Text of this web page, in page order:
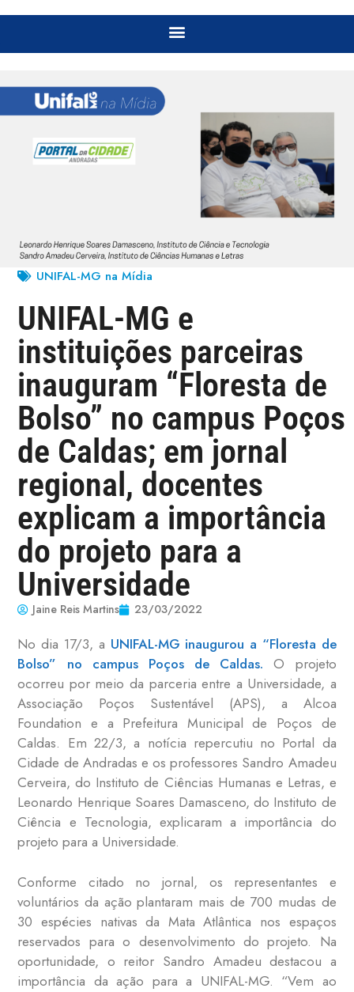
UNIFAL-MG na Mídia
UNIFAL-MG e
instituições parceiras
inauguram “Floresta de
Bolso” no campus Poços
de Caldas; em jornal
regional, docentes
explicam a importância
do projeto para a
Universidade
Jaine Reis Martins 23/03/2022
No dia 17/3, a UNIFAL-MG inaugurou a “Floresta de
Bolso” no campus Poços de Caldas.O projeto
ocorreu por meio da parceria entre a Universidade, a
Associação Poços Sustentável (APS), a Alcoa
Foundation e a Prefeitura Municipal de Poços de
Caldas. Em 22/3, a notícia repercutiu no Portal da
Cidade de Andradas e os professores Sandro Amadeu
Cerveira, do Instituto de Ciências Humanas e Letras, e
Leonardo Henrique Soares Damasceno, do Instituto de
Ciência e Tecnologia, explicaram a importância do
projeto para a Universidade.
Conforme citado no jornal, os representantes e
voluntários da ação plantaram mais de 700 mudas de
30 espécies nativas da Mata Atlântica nos espaços
reservados para o desenvolvimento do projeto. Na
oportunidade, o reitor Sandro Amadeu destacou a
importância da ação para a UNIFAL-MG. “Vem ao